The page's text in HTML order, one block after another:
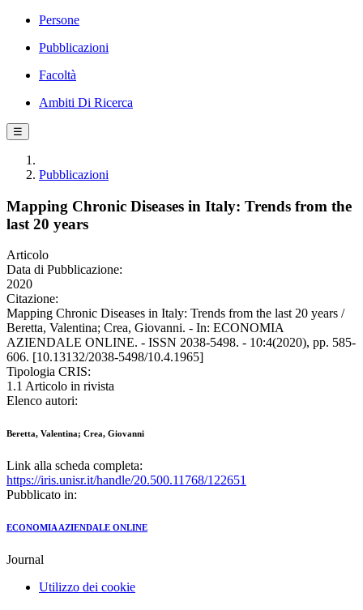
Persone
Pubblicazioni
Facoltà
Ambiti Di Ricerca
☰
Pubblicazioni
Mapping Chronic Diseases in Italy: Trends from the
last 20 years
Articolo
Data di Pubblicazione:
2020
Citazione:
Mapping Chronic Diseases in Italy: Trends from the last 20 years /
Beretta, Valentina; Crea, Giovanni. - In: ECONOMIA
AZIENDALE ONLINE. - ISSN 2038-5498. - 10:4(2020), pp. 585-
606. [10.13132/2038-5498/10.4.1965]
Tipologia CRIS:
1.1 Articolo in rivista
Elenco autori:
Beretta, Valentina; Crea, Giovanni
Link alla scheda completa:
https://iris.unisr.it/handle/20.500.11768/122651
Pubblicato in:
ECONOMIA AZIENDALE ONLINE
Journal
Utilizzo dei cookie